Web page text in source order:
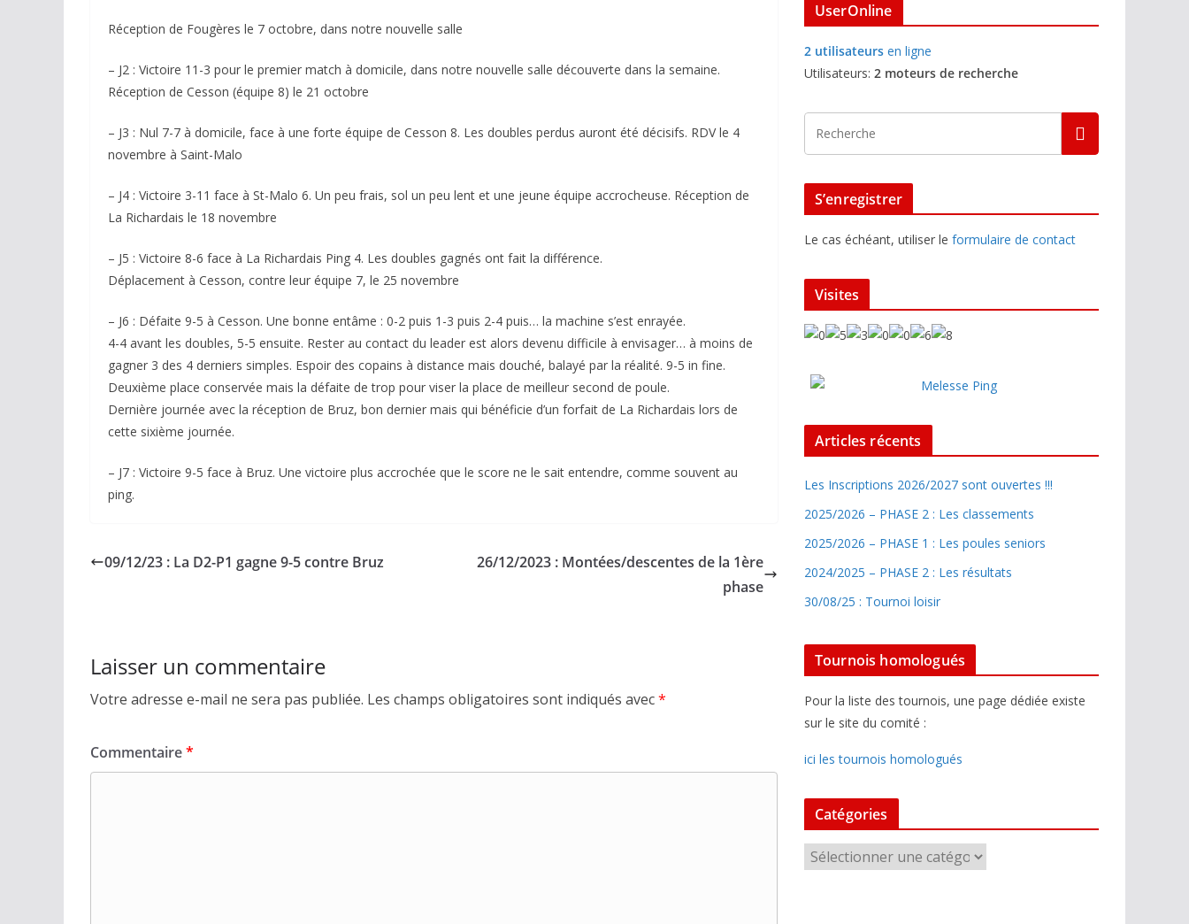
Réception de Fougères le 7 octobre, dans notre nouvelle salle
– J2 : Victoire 11-3 pour le premier match à domicile, dans notre nouvelle salle découverte dans la semaine.
Réception de Cesson (équipe 8) le 21 octobre
– J3 : Nul 7-7 à domicile, face à une forte équipe de Cesson 8. Les doubles perdus auront été décisifs. RDV le 4
novembre à Saint-Malo
– J4 : Victoire 3-11 face à St-Malo 6. Un peu frais, sol un peu lent et une jeune équipe accrocheuse. Réception de
La Richardais le 18 novembre
– J5 : Victoire 8-6 face à La Richardais Ping 4. Les doubles gagnés ont fait la différence.
Déplacement à Cesson, contre leur équipe 7, le 25 novembre
– J6 : Défaite 9-5 à Cesson. Une bonne entâme : 0-2 puis 1-3 puis 2-4 puis… la machine s’est enrayée.
4-4 avant les doubles, 5-5 ensuite. Rester au contact du leader est alors devenu difficile à envisager… à moins de
gagner 3 des 4 derniers simples. Espoir des copains à distance mais douché, balayé par la réalité. 9-5 in fine.
Deuxième place conservée mais la défaite de trop pour viser la place de meilleur second de poule.
Dernière journée avec la réception de Bruz, bon dernier mais qui bénéficie d’un forfait de La Richardais lors de
cette sixième journée.
– J7 : Victoire 9-5 face à Bruz. Une victoire plus accrochée que le score ne le sait entendre, comme souvent au
ping.
09/12/23 : La D2-P1 gagne 9-5 contre Bruz
26/12/2023 : Montées/descentes de la 1ère
phase
Laisser un commentaire
Votre adresse e-mail ne sera pas publiée. Les champs obligatoires sont indiqués avec*
Commentaire*
UserOnline
2 utilisateurs en ligne
Utilisateurs: 2 moteurs de recherche
S’enregistrer
Le cas échéant, utiliser le formulaire de contact
Visites
Articles récents
Les Inscriptions 2026/2027 sont ouvertes !!!
2025/2026 – PHASE 2 : Les classements
2025/2026 – PHASE 1 : Les poules seniors
2024/2025 – PHASE 2 : Les résultats
30/08/25 : Tournoi loisir
Tournois homologués
Pour la liste des tournois, une page dédiée existe
sur le site du comité :
ici les tournois homologués
Catégories
a